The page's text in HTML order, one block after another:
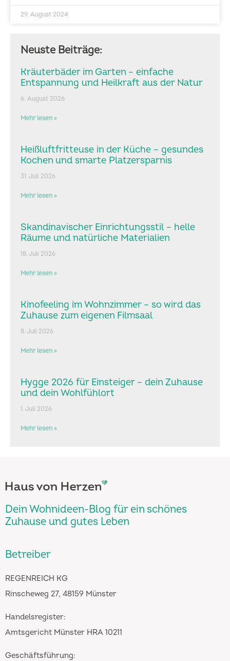
29. August 2024
Neuste Beiträge:
Kräuterbäder im Garten – einfache
Entspannung und Heilkraft aus der Natur
6. August 2026
Mehr lesen »
Heißluftfritteuse in der Küche – gesundes
Kochen und smarte Platzersparnis
31. Juli 2026
Mehr lesen »
Skandinavischer Einrichtungsstil – helle
Räume und natürliche Materialien
18. Juli 2026
Mehr lesen »
Kinofeeling im Wohnzimmer – so wird das
Zuhause zum eigenen Filmsaal
8. Juli 2026
Mehr lesen »
Hygge 2026 für Einsteiger – dein Zuhause
und dein Wohlfühlort
1. Juli 2026
Mehr lesen »
Dein Wohnideen-Blog für ein schönes
Zuhause und gutes Leben
Betreiber
REGENREICH KG
Rinscheweg 27, 48159 Münster
Handelsregister:
Amtsgericht Münster HRA 10211
Geschäftsführung: